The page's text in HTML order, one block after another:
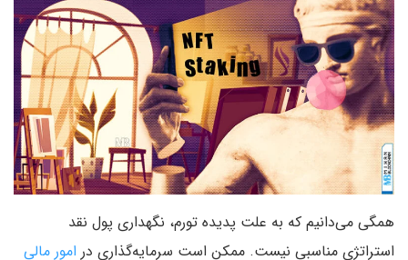
همگی می‌دانیم که به علت پدیده تورم، نگهداری پول نقد
استراتژی مناسبی نیست. ممکن است سرمایه‌گذاری در امور مالی